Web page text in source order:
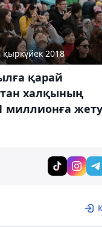
қыркүйек 2018
қарай
халқының
миллионға